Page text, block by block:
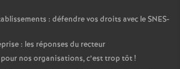
: défendre vos droits avec le SNES-
: les réponses du recteur
nos organisations, c’est trop tôt!